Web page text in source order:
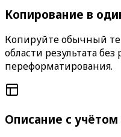
Копирование в
Копируйте обычный
области результата без
переформатирования.
Описание с